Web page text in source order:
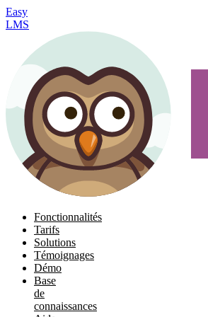
Easy
LMS
Fonctionnalités
Tarifs
Solutions
Témoignages
Démo
Base
de
connaissances